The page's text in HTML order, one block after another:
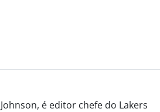
é editor chefe do Lakers